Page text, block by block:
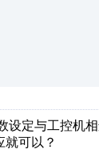
设定与工控机
就可以？